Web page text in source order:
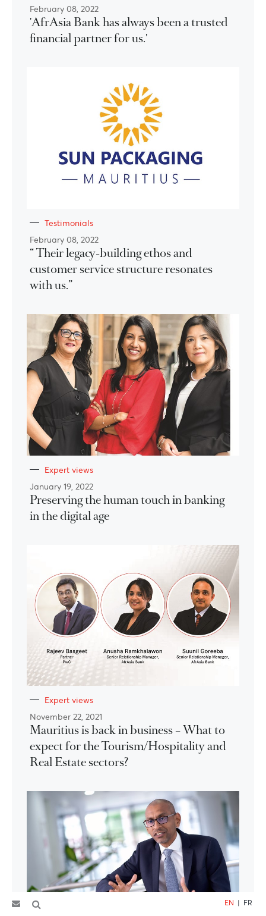
February 08, 2022
'AfrAsia Bank has always been a trusted
financial partner for us.'
Testimonials
February 08, 2022
“ Their legacy-building ethos and
customer service structure resonates
with us.”
Expert views
January 19, 2022
Preserving the human touch in banking
in the digital age
Expert views
November 22, 2021
Mauritius is back in business – What to
expect for the Tourism/Hospitality and
Real Estate sectors?
EN | FR